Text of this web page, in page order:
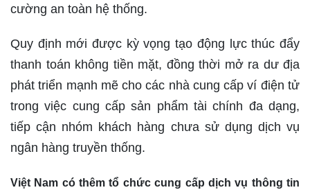
cường an toàn hệ thống.
Quy định mới được kỳ vọng tạo động lực thúc đẩy
thanh toán không tiền mặt, đồng thời mở ra dư địa
phát triển mạnh mẽ cho các nhà cung cấp ví điện tử
trong việc cung cấp sản phẩm tài chính đa dạng,
tiếp cận nhóm khách hàng chưa sử dụng dịch vụ
ngân hàng truyền thống.
Việt Nam có thêm tổ chức cung cấp dịch vụ thông tin